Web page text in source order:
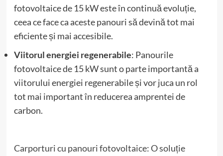
fotovoltaice de 15 kW este în continuă evoluție,
ceea ce face ca aceste panouri să devină tot mai
eficiente și mai accesibile.
Viitorul energiei regenerabile: Panourile
fotovoltaice de 15 kW sunt o parte importantă a
viitorului energiei regenerabile și vor juca un rol
tot mai important în reducerea amprentei de
carbon.
Carporturi cu panouri fotovoltaice: O soluție